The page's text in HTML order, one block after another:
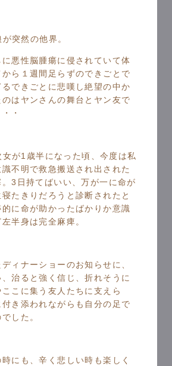
突然の他界。
悪性脳腫瘍に侵されていて体
ら１週間足らずのできごとで
るできごとに悲嘆し絶望の中か
はヤンさんの舞台とヤン友で
・
が1歳半になった頃、今度は私
不明で救急搬送され出された
3日持てばいい、万が一に命が
たきりだろうと診断されたと
に命が助かったばかりか意識
半身は完全麻痺。
ィナーショーのお知らせに、
治ると強く信じ、折れそうに
こに集う友人たちに支えら
き添われながらも自分の足で
した。
にも、辛く悲しい時も楽しく